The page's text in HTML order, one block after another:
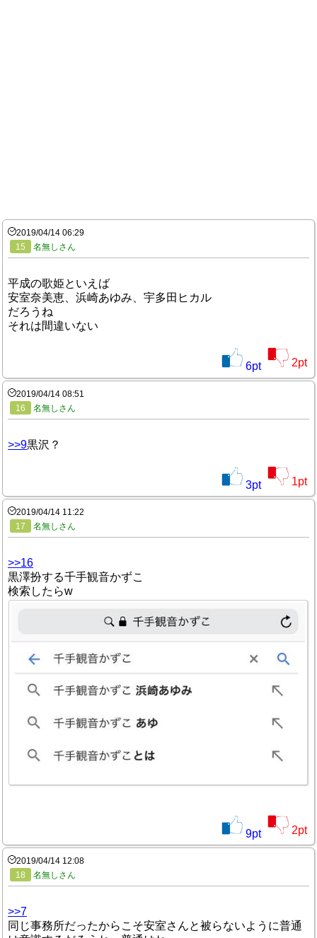
2019/04/14 06:29
15
名無しさん
平成の歌姫といえば
安室奈美恵、浜崎あゆみ、宇多田ヒカル
だろうね
それは間違いない
6pt 2pt
2019/04/14 08:51
16
名無しさん
>>9黒沢？
3pt 1pt
2019/04/14 11:22
17
名無しさん
>>16
黒澤扮する千手観音かずこ
検索したらw
9pt 2pt
2019/04/14 12:08
18
名無しさん
>>7
同じ事務所だったからこそ安室さんと被らないように普通